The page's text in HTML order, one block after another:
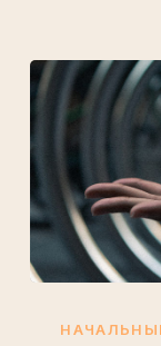
динамика: